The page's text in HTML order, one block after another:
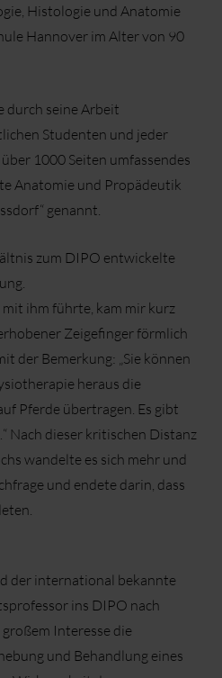
Histologie und Anatomie
Hannover im Alter von 90
durch seine Arbeit
Studenten und jeder
1000 Seiten umfassendes
Anatomie und Propädeutik
genannt.
zum DIPO entwickelte
mit ihm führte, kam mir kurz
Zeigefinger förmlich
der Bemerkung: „Sie können
heraus die
Pferde übertragen. Es gibt
Nach dieser kritischen Distanz
wandelte es sich mehr und
und endete darin, dass
der international bekannte
ins DIPO nach
Interesse die
und Behandlung eines